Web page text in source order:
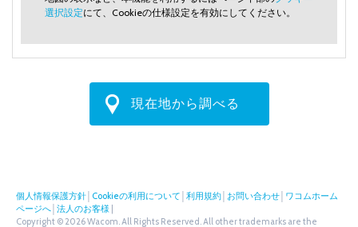
選択設定にて、Cookieの仕様設定を有効にしてください。
現在地から調べる
個人情報保護方針 Cookieの利用について 利用規約 お問い合わせ ワコムホーム
ページへ 法人のお客様
Copyright © 2026 Wacom. All Rights Reserved. All other trademarks are the